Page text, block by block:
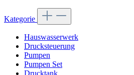
Kategorie
Hauswasserwerk
Drucksteuerung
Pumpen
Pumpen Set
Drucktank